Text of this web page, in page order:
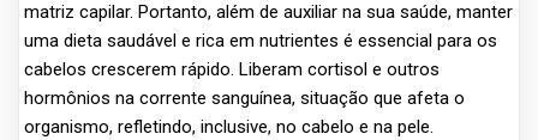
matriz capilar. Portanto, além de auxiliar na sua saúde, manter
uma dieta saudável e rica em nutrientes é essencial para os
cabelos crescerem rápido. Liberam cortisol e outros
hormônios na corrente sanguínea, situação que afeta o
organismo, refletindo, inclusive, no cabelo e na pele.